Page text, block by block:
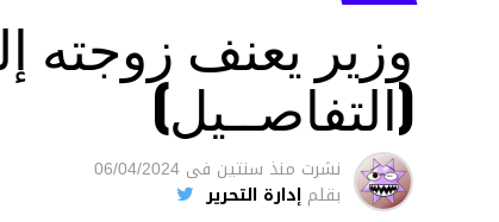
وزير يعنف زوجته
(التفاصــيل)
نشرت منذ سنتين فى 06/04/2024
بقلم إدارة التحرير